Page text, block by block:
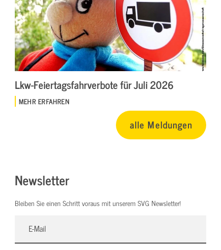
Lkw-Feiertagsfahrverbote für Juli 2026
MEHR ERFAHREN
alle Meldungen
Newsletter
Bleiben Sie einen Schritt voraus mit unserem SVG Newsletter!